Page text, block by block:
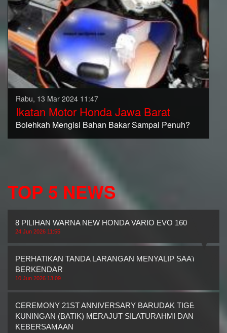
Rabu, 13 Mar 2024 11:47
Ikatan Motor Honda Jawa Barat
Bolehkah Mengisi Bahan Bakar Sampai Penuh?
TOP 5 NEWS
8 PILIHAN WARNA NEW HONDA VARIO EVO 160
24 Jun 2026 11:55
PERHATIKAN TANDA LARANGAN MENYALIP SAAT
BERKENDAR
10 Jun 2026 13:09
CEREMONY 21ST ANNIVERSARY BARUDAK TIGER
KUNINGAN (BATIK) MERAJUT SILATURAHMI DAN
KEBERSAMAAN